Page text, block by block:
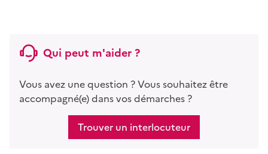
Qui peut m'aider ?
Vous avez une question ? Vous souhaitez être
accompagné(e) dans vos démarches ?
Trouver un interlocuteur